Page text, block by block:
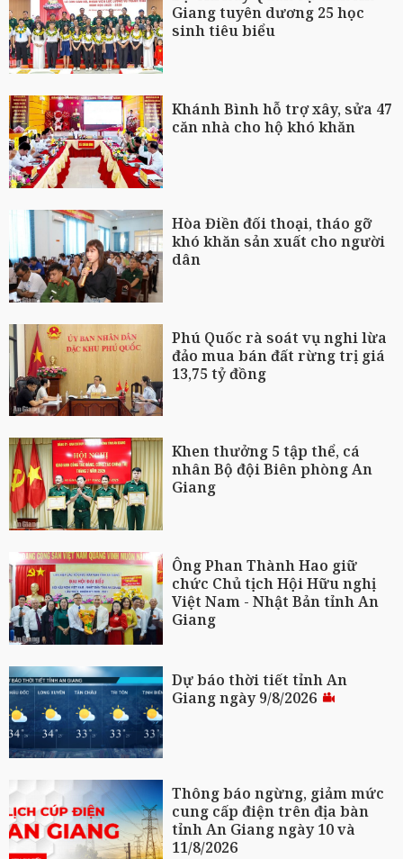
Giang tuyên dương 25 học
sinh tiêu biểu
Khánh Bình hỗ trợ xây, sửa 47
căn nhà cho hộ khó khăn
Hòa Điền đối thoại, tháo gỡ
khó khăn sản xuất cho người
dân
Phú Quốc rà soát vụ nghi lừa
đảo mua bán đất rừng trị giá
13,75 tỷ đồng
Khen thưởng 5 tập thể, cá
nhân Bộ đội Biên phòng An
Giang
Ông Phan Thành Hao giữ
chức Chủ tịch Hội Hữu nghị
Việt Nam - Nhật Bản tỉnh An
Giang
Dự báo thời tiết tỉnh An
Giang ngày 9/8/2026
Thông báo ngừng, giảm mức
cung cấp điện trên địa bàn
tỉnh An Giang ngày 10 và
11/8/2026